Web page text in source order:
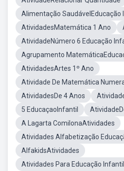
Alimentação SaudávelEducação
AtividadesMatemática 1 Ano
AtividadeNúmero 6 Educação
Agrupamento
AtividadesArtes 1º Ano
Atividade De Matemática
AtividadesDe 4 Anos
5 EducaçaoInfantil
A Lagarta ComilonaAtividades
Atividades Alfabetização
AlfakidsAtividades
Atividades Para Educação